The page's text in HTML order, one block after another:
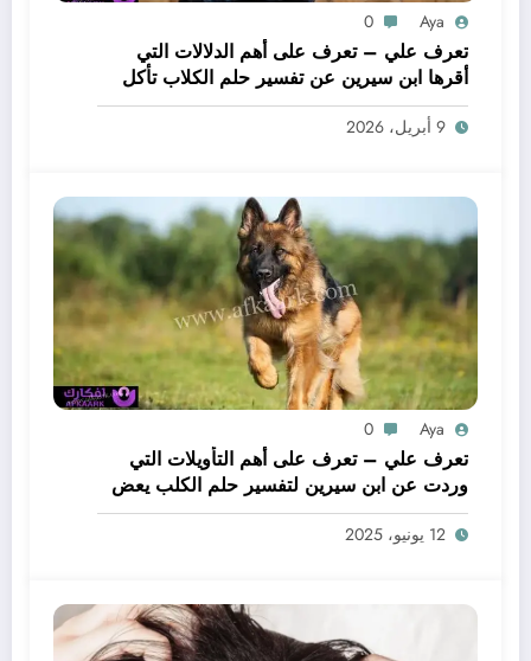
Aya
0
تعرف علي – تعرف على أهم الدلالات التي
أقرها ابن سيرين عن تفسير حلم الكلاب تأكل
لحم – بالتفصيل
9 أبريل، 2026
Aya
0
تعرف علي – تعرف على أهم التأويلات التي
وردت عن ابن سيرين لتفسير حلم الكلب يعض
يدي – بالتفصيل
12 يونيو، 2025